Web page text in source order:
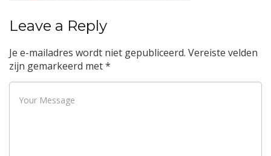
Leave a Reply
Je e-mailadres wordt niet gepubliceerd. Vereiste velden
zijn gemarkeerd met*